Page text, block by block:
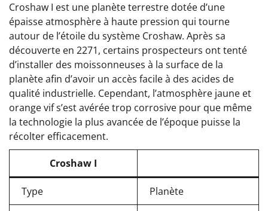
Croshaw I est une planète terrestre dotée d’une
épaisse atmosphère à haute pression qui tourne
autour de l’étoile du système Croshaw. Après sa
découverte en 2271, certains prospecteurs ont tenté
d’installer des moissonneuses à la surface de la
planète afin d’avoir un accès facile à des acides de
qualité industrielle. Cependant, l’atmosphère jaune et
orange vif s’est avérée trop corrosive pour que même
la technologie la plus avancée de l’époque puisse la
récolter efficacement.
Croshaw I
Type Planète